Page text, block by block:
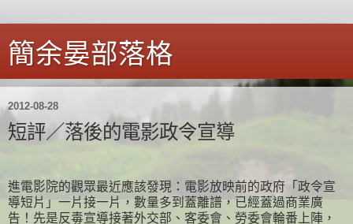
簡余晏部落格
2012-08-28
短評／落後的電影政令宣導
進電影院的觀眾最近應該發現：電影放映前的政府「政令宣
導短片」一片接一片，數量多到蓋離譜，已經蓋過商業廣
告！先是反毒宣導接著外交部、客委會、勞委會輪番上陣，